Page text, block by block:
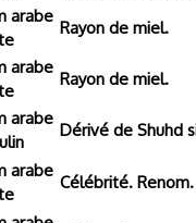
Rayon de miel.
Rayon de miel.
Dérivé de Shuhd
Célébrité. Renom.